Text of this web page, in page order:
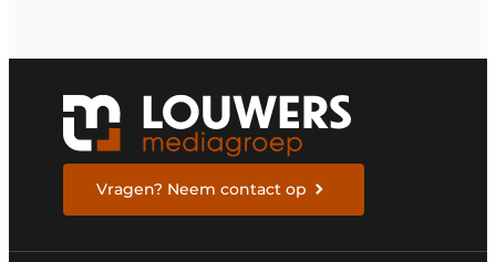
Vragen? Neem contact op